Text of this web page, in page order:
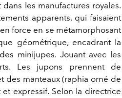
les manufactures royales.
apparents, qui faisaient
force en se métamorphosant
géométrique, encadrant la
minijupes. Jouant avec les
Les jupons prennent de
des manteaux (raphia orné de
expressif. Selon la directrice